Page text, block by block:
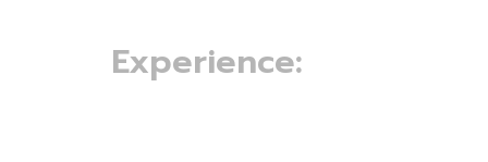
Experience: